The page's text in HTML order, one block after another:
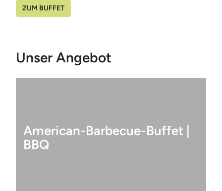
ZUM BUFFET
Unser Angebot
American-Barbecue-Buffet |
BBQ